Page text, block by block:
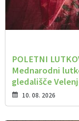
POLETNI
Mednarodni
gledališče
10. 08. 2026